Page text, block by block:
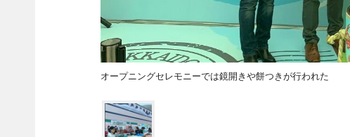
オープニングセレモニーでは鏡開きや餅つきが行われた